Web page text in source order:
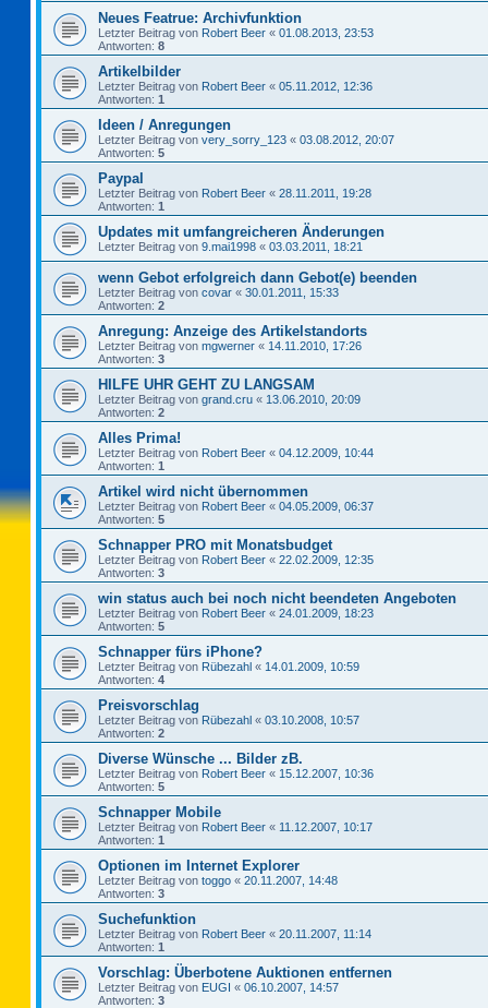
Neues Featrue: Archivfunktion
Letzter Beitrag von Robert Beer « 01.08.2013, 23:53
Antworten: 8
Artikelbilder
Letzter Beitrag von Robert Beer « 05.11.2012, 12:36
Antworten: 1
Ideen / Anregungen
Letzter Beitrag von very_sorry_123 « 03.08.2012, 20:07
Antworten: 5
Paypal
Letzter Beitrag von Robert Beer « 28.11.2011, 19:28
Antworten: 1
Updates mit umfangreicheren Änderungen
Letzter Beitrag von 9.mai1998 « 03.03.2011, 18:21
wenn Gebot erfolgreich dann Gebot(e) beenden
Letzter Beitrag von covar « 30.01.2011, 15:33
Antworten: 2
Anregung: Anzeige des Artikelstandorts
Letzter Beitrag von mgwerner « 14.11.2010, 17:26
Antworten: 3
HILFE UHR GEHT ZU LANGSAM
Letzter Beitrag von grand.cru « 13.06.2010, 20:09
Antworten: 2
Alles Prima!
Letzter Beitrag von Robert Beer « 04.12.2009, 10:44
Antworten: 1
Artikel wird nicht übernommen
Letzter Beitrag von Robert Beer « 04.05.2009, 06:37
Antworten: 5
Schnapper PRO mit Monatsbudget
Letzter Beitrag von Robert Beer « 22.02.2009, 12:35
Antworten: 3
win status auch bei noch nicht beendeten Angeboten
Letzter Beitrag von Robert Beer « 24.01.2009, 18:23
Antworten: 5
Schnapper fürs iPhone?
Letzter Beitrag von Rübezahl « 14.01.2009, 10:59
Antworten: 4
Preisvorschlag
Letzter Beitrag von Rübezahl « 03.10.2008, 10:57
Antworten: 2
Diverse Wünsche ... Bilder zB.
Letzter Beitrag von Robert Beer « 15.12.2007, 10:36
Antworten: 5
Schnapper Mobile
Letzter Beitrag von Robert Beer « 11.12.2007, 10:17
Antworten: 1
Optionen im Internet Explorer
Letzter Beitrag von toggo « 20.11.2007, 14:48
Antworten: 3
Suchefunktion
Letzter Beitrag von Robert Beer « 20.11.2007, 11:14
Antworten: 1
Vorschlag: Überbotene Auktionen entfernen
Letzter Beitrag von EUGI « 06.10.2007, 14:57
Antworten: 3